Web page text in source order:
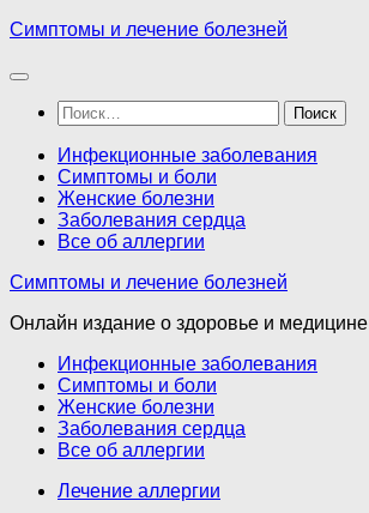
Перейти
содержимому
Симптомы и лечение болезней
Найти:
Инфекционные заболевания
Симптомы и боли
Женские болезни
Заболевания сердца
Все об аллергии
Симптомы и лечение болезней
Онлайн издание о здоровье и медицине
Инфекционные заболевания
Симптомы и боли
Женские болезни
Заболевания сердца
Все об аллергии
Лечение аллергии